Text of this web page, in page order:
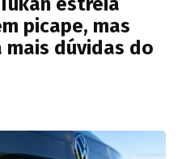
picape, mas
dúvidas do